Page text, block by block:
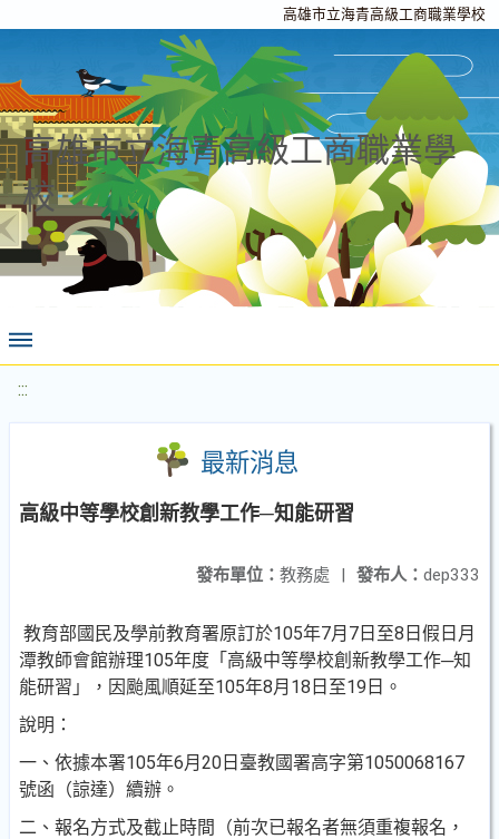
高雄市立海青高級工商職業學校
高雄市立海青高級工商職業學
校
:::
最新消息
高級中等學校創新教學工作─知能研習
發布人： dep333
發布單位： 教務處 |
教育部國民及學前教育署原訂於105年7月7日至8日假日月
潭教師會館辦理105年度「高級中等學校創新教學工作─知
能研習」，因颱風順延至105年8月18日至19日。
說明：
一、依據本署105年6月20日臺教國署高字第1050068167
號函（諒達）續辦。
二、報名方式及截止時間（前次已報名者無須重複報名，